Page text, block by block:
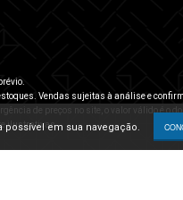
em sua navegação.
Vendas sujeitas à análise e
de preços no site, o valor válido é o do
ilustrativas.